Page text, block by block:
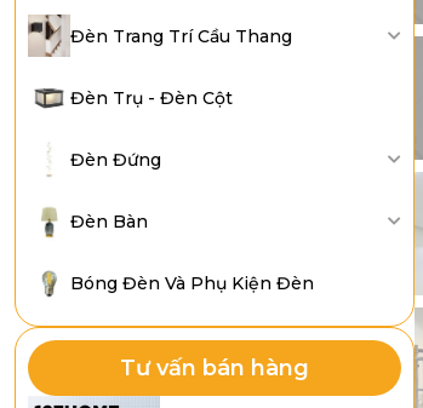
Đèn Trang Trí Cầu Thang
Đèn Trụ - Đèn Cột
Đèn Đứng
Đèn Bàn
Bóng Đèn Và Phụ Kiện Đèn
Tư vấn bán hàng